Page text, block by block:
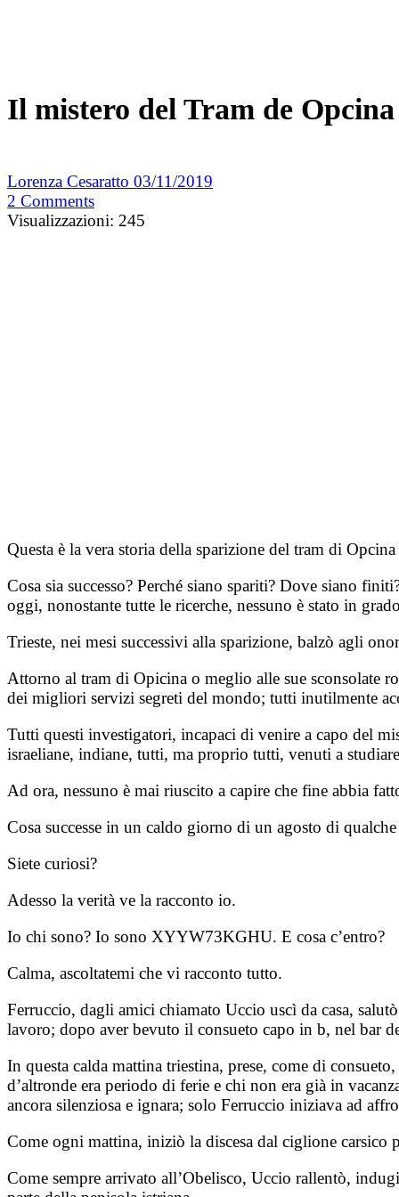
Il mistero del Tram de Opcina
Lorenza Cesaratto 03/11/2019
2 Comments
Visualizzazioni: 245
Questa è la vera storia della sparizione del tram di
Cosa sia successo? Perché siano spariti? Dove siano
oggi, nonostante tutte le ricerche, nessuno è stato in
Trieste, nei mesi successivi alla sparizione, balzò agli
Attorno al tram di Opicina o meglio alle sue sconsolate
dei migliori servizi segreti del mondo; tutti inutilmente
Tutti questi investigatori, incapaci di venire a capo del
israeliane, indiane, tutti, ma proprio tutti, venuti a
Ad ora, nessuno è mai riuscito a capire che fine abbia
Cosa successe in un caldo giorno di un agosto di
Siete curiosi?
Adesso la verità ve la racconto io.
Io chi sono? Io sono XYYW73KGHU. E cosa c’entro?
Calma, ascoltatemi che vi racconto tutto.
Ferruccio, dagli amici chiamato Uccio uscì da casa,
lavoro; dopo aver bevuto il consueto capo in b, nel bar
In questa calda mattina triestina, prese, come di
d’altronde era periodo di ferie e chi non era già in
ancora silenziosa e ignara; solo Ferruccio iniziava ad
Come ogni mattina, iniziò la discesa dal ciglione carsico
Come sempre arrivato all’Obelisco, Uccio rallentò,